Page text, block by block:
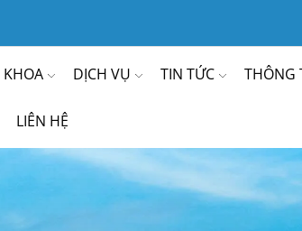
KHOA DỊCH VỤ TIN TỨC THÔNG
LIÊN HỆ